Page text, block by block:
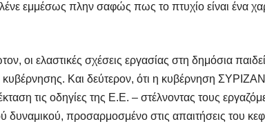
εμμέσως πλην σαφώς πως το πτυχίο είναι ένα
οι ελαστικές σχέσεις εργασίας στη δημόσια
κυβέρνησης. Και δεύτερον, ότι η κυβέρνηση
τις οδηγίες της Ε.Ε. – στέλνοντας τους
δυναμικού, προσαρμοσμένο στις απαιτήσεις του